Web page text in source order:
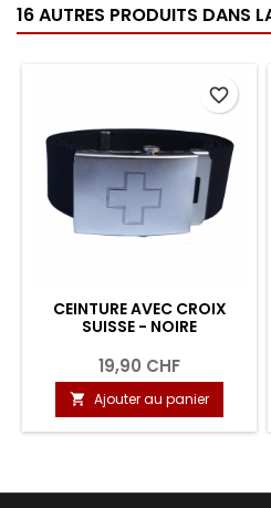
16 AUTRES PRODUITS DANS
CEINTURE AVEC CROIX
SUISSE - NOIRE
19,90 CHF
 Ajouter au panier
favorite_border